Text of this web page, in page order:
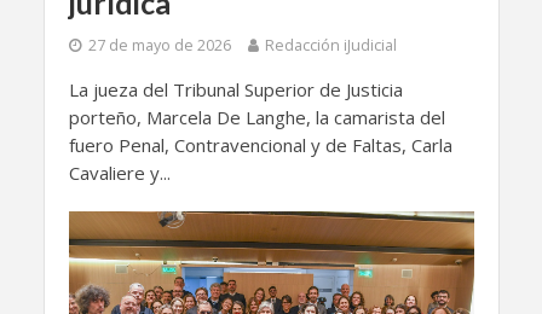
27 de mayo de 2026 Redacción iJudicial
La jueza del Tribunal Superior de Justicia
porteño, Marcela De Langhe, la camarista del
fuero Penal, Contravencional y de Faltas, Carla
Cavaliere y...